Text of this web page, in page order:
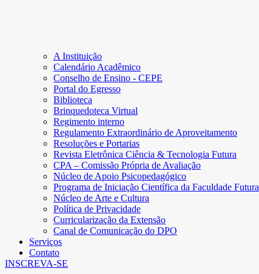
A Instituição
Calendário Acadêmico
Conselho de Ensino - CEPE
Portal do Egresso
Biblioteca
Brinquedoteca Virtual
Regimento interno
Regulamento Extraordinário de Aproveitamento
Resoluções e Portarias
Revista Eletrônica Ciência & Tecnologia Futura
CPA – Comissão Própria de Avaliação
Núcleo de Apoio Psicopedagógico
Programa de Iniciação Científica da Faculdade Futura
Núcleo de Arte e Cultura
Política de Privacidade
Curricularização da Extensão
Canal de Comunicação do DPO
Serviços
Contato
INSCREVA-SE